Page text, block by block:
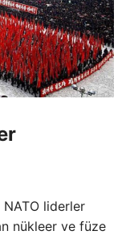
NATO liderler
nükleer ve füze